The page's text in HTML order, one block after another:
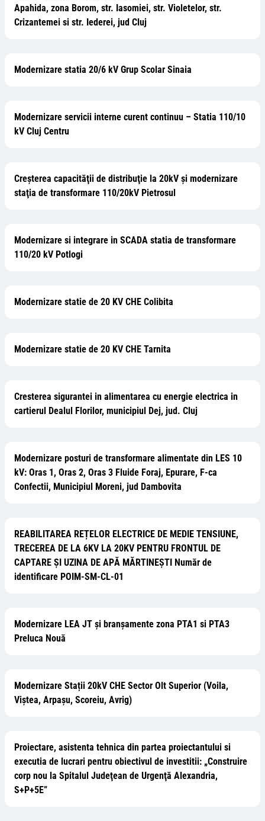
Apahida, zona Borom, str. Iasomiei, str. Violetelor, str.
Crizantemei si str. Iederei, jud Cluj
Modernizare statia 20/6 kV Grup Scolar Sinaia
Modernizare servicii interne curent continuu – Statia 110/10
kV Cluj Centru
Creşterea capacităţii de distribuţie la 20kV şi modernizare
staţia de transformare 110/20kV Pietrosul
Modernizare si integrare in SCADA statia de transformare
110/20 kV Potlogi
Modernizare statie de 20 KV CHE Colibita
Modernizare statie de 20 KV CHE Tarnita
Cresterea sigurantei in alimentarea cu energie electrica in
cartierul Dealul Florilor, municipiul Dej, jud. Cluj
Modernizare posturi de transformare alimentate din LES 10
kV: Oras 1, Oras 2, Oras 3 Fluide Foraj, Epurare, F-ca
Confectii, Municipiul Moreni, jud Dambovita
REABILITAREA REȚELOR ELECTRICE DE MEDIE TENSIUNE,
TRECEREA DE LA 6KV LA 20KV PENTRU FRONTUL DE
CAPTARE ȘI UZINA DE APĂ MĂRTINEȘTI Număr de
identificare POIM-SM-CL-01
Modernizare LEA JT şi branşamente zona PTA1 si PTA3
Preluca Nouă
Modernizare Stații 20kV CHE Sector Olt Superior (Voila,
Viștea, Arpașu, Scoreiu, Avrig)
Proiectare, asistenta tehnica din partea proiectantului si
executia de lucrari pentru obiectivul de investitii: „Construire
corp nou la Spitalul Judeţean de Urgenţă Alexandria,
S+P+5E”